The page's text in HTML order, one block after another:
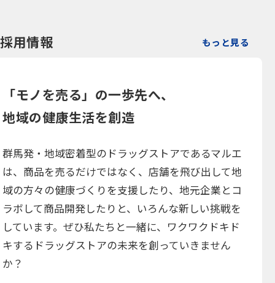
採用情報 もっと見る
「モノを売る」の一歩先へ、
地域の健康生活を創造
群馬発・地域密着型のドラッグストアであるマルエ
は、商品を売るだけではなく、店舗を飛び出して地
域の方々の健康づくりを支援したり、地元企業とコ
ラボして商品開発したりと、いろんな新しい挑戦を
しています。ぜひ私たちと一緒に、ワクワクドキド
キするドラッグストアの未来を創っていきません
か？